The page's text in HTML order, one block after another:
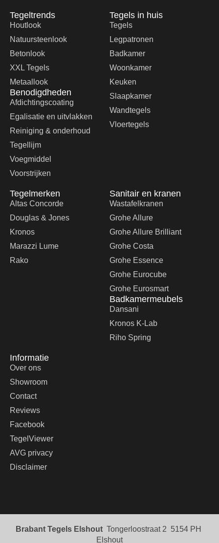
Tegeltrends
Houtlook
Natuursteenlook
Betonlook
XXL Tegels
Metaallook
Benodigdheden
Afdichtingscoating
Egalisatie en uitvlakken
Reiniging & onderhoud
Tegellijm
Voegmiddel
Voorstrijken
Tegels in huis
Tegels
Legpatronen
Badkamer
Woonkamer
Keuken
Slaapkamer
Wandtegels
Vloertegels
Tegelmerken
Altas Concorde
Douglas & Jones
Kronos
Marazzi Lume
Rako
Sanitair en kranen
Wastafelkranen
Grohe Allure
Grohe Allure Brilliant
Grohe Costa
Grohe Essence
Grohe Eurocube
Grohe Eurosmart
Badkamermeubels
Dansani
Kronos K-Lab
Riho Spring
Informatie
Over ons
Showroom
Contact
Reviews
Facebook
TegelViewer
AVG privacy
Disclaimer
Brabant Tegels Elshout Tongerloostraat 2 5154 PH
Elshout